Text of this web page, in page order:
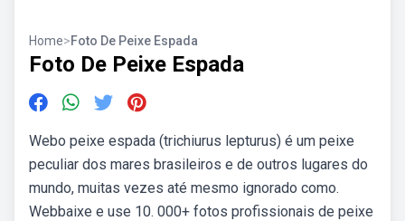
Home>Foto De Peixe Espada
Foto De Peixe Espada
Webo peixe espada (trichiurus lepturus) é um peixe
peculiar dos mares brasileiros e de outros lugares do
mundo, muitas vezes até mesmo ignorado como.
Webbaixe e use 10. 000+ fotos profissionais de peixe